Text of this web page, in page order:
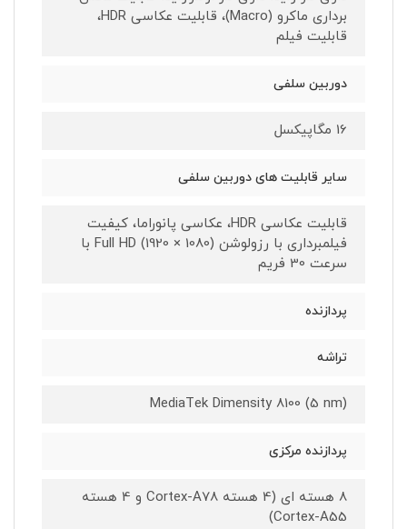
برداری ماکرو (Macro)، قابلیت عکاسی HDR،
قابلیت فیلم
دوربین سلفی
16 مگاپیکسل
سایر قابلیت های دوربین سلفی
قابلیت عکاسی HDR، عکاسی پانوراما، کیفیت
فیلمبرداری با رزولوشن (1080 × 1920) Full HD با
سرعت 30 فریم
پردازنده
تراشه
MediaTek Dimensity 8100 (5 nm)
پردازنده مرکزی
8 هسته ای (4 هسته Cortex-A78 و 4 هسته
Cortex-A55)